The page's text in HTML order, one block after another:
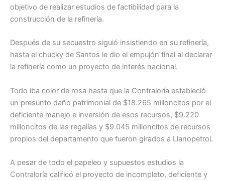
objetivo de realizar estudios de factibilidad para la
construcción de la refinería.
Después de su secuestro siguió insistiendo en su refinería,
hasta el chucky de Santos le dio el empujón final al declarar
la refinería como un proyecto de interés nacional.
Todo iba color de rosa hasta que la Contraloría estableció
un presunto daño patrimonial de $18.265 milloncitos por el
deficiente manejo e inversión de esos recursos, $9.220
milloncitos de las regalías y $9.045 milloncitos de recursos
propios del departamento que fueron girados a Llanopetrol.
A pesar de todo el papeleo y supuestos estudios la
Contraloría calificó el proyecto de incompleto, deficiente y